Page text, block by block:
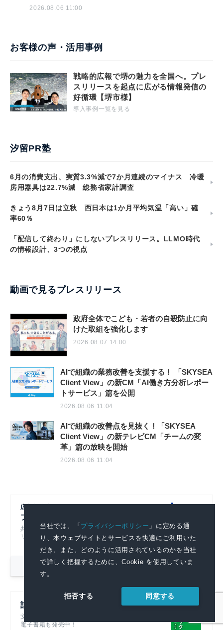
当社では、「プライバシーポリシー 」に定める通
り、本ウェブサイトとサービスを快適にご利用いた
だき、また、どのように活用されているのかを当社
で詳しく把握するために、Cookie を使用していま
す。
拒否する 同意する
2026.08.06 11:00
お客様の声・活用事例
戦略的広報で堺の魅力を全国へ。プレ
スリリースを起点に広がる情報発信の
好循環【堺市様】
導入事例一覧を見る
汐留PR塾
6月の消費支出、実質3.3%減で7か月連続のマイナス 冷暖
房用器具は22.7%減 総務省家計調査
きょう8月7日は立秋 西日本は1か月平均気温「高い」確
率60％
「配信して終わり」にしないプレスリリース。LLMO時代
の情報設計、3つの視点
動画で見るプレスリリース
政府全体でこども・若者の自殺防止に向
けた取組を強化します
2026.08.07 14:00
AIで組織の業務改善を支援する！ 「SKYSEA
Client View」の新CM「AI働き方分析レポー
トサービス」篇を公開
2026.08.06 11:04
AIで組織の改善点を見抜く！「SKYSEA
Client View」の新テレビCM「チームの変
革」篇の放映を開始
2026.08.06 11:04
広報初心者のための
プレスリリースの書き方
共同通信社グループのノウハウをもとにプレスリ
リースの基本的なポイントを解説！
詳細を見る
記者ハンドブック第14版
文書を書くすべての人におすすめです！
電子書籍も発売中！